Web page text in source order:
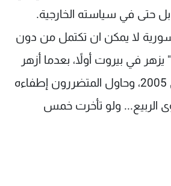
حتى في سياسته الخارجية.
لا يمكن ان تكتمل من دون
في بيروت أولاً، بعدما أزهر
ربيع "ست الدنيا" في 2005، وحاول المتضررون إطفاءه
الربيع... ولو تأخرت خمس